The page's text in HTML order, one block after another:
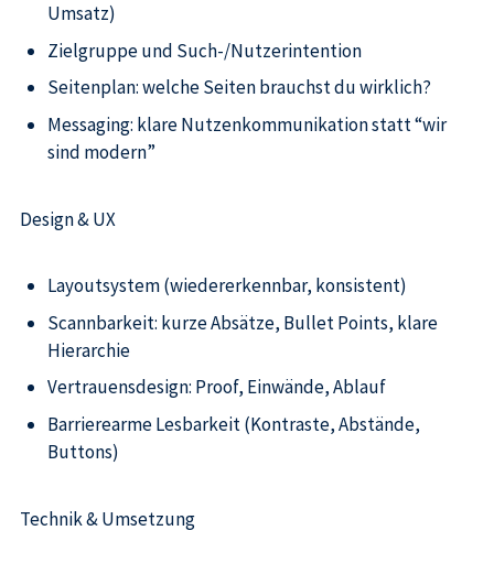
Umsatz)
Zielgruppe und Such-/Nutzerintention
Seitenplan: welche Seiten brauchst du wirklich?
Messaging: klare Nutzenkommunikation statt “wir
sind modern”
Design & UX
Layoutsystem (wiedererkennbar, konsistent)
Scannbarkeit: kurze Absätze, Bullet Points, klare
Hierarchie
Vertrauensdesign: Proof, Einwände, Ablauf
Barrierearme Lesbarkeit (Kontraste, Abstände,
Buttons)
Technik & Umsetzung